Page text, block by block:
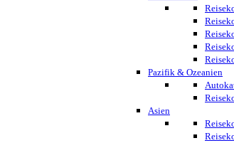
Pazifik & Ozeanien
Asien